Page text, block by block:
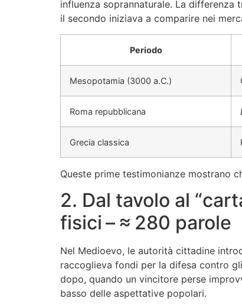
influenza soprannaturale. La differenza
il secondo iniziava a comparire nei
Periodo
Mesopotamia (3000 a.C.)
Roma repubblicana
Grecia classica
Queste prime testimonianze mostrano
2. Dal tavolo al
fisici – ≈ 280 parole
Nel Medioevo, le autorità cittadine
raccoglieva fondi per la difesa contro
dopo, quando un vincitore perse
basso delle aspettative popolari.